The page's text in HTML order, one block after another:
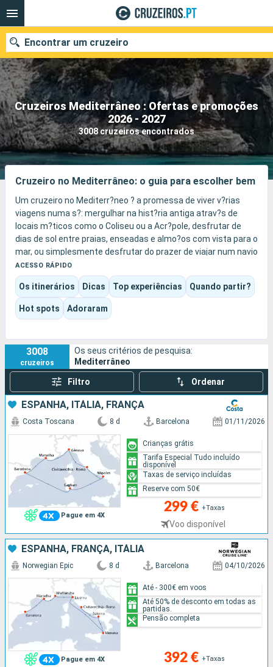
Cruzeiros Mediterrâneo : Ofertas e promoções
2026 - 2027
3008 cruzeiros encontrados
Encontrar um cruzeiro
Quando ir?
Data de partida
Portos Companhias
Pesquisar
Cruzeiro no Mediterrâneo: o guia para escolher bem
Um cruzeiro no Mediterr?neo ? a promessa de viver v?rias
viagens numa s?: mergulhar na hist?ria antiga atrav?s de
locais m?ticos como o Coliseu ou a Acr?pole, desfrutar de
dias de sol entre praias, enseadas e almo?os com vista para o
mar, ou simplesmente desfrutar do prazer de viajar num navio
pensado para toda a fam?lia.
Consoante o itiner?rio e o navio escolhidos, a experi?ncia pode
ser cultural, gastron?mica, balnear ou decididamente
orientada para o entretenimento. Piscinas, espet?culos,
anima??o, momentos de descanso ou visitas a grandes
ACESSO RÁPIDO
Os itinerários Dicas Top experiências Quando partir?
Hot spots Adoraram
3008
cruzeiros
Os seus critérios de pesquisa:
Mediterrâneo
Filtro Ordenar
ESPANHA, ITÁLIA, FRANÇA
Pague em 4X
Costa Toscana 8 d Barcelona 01/11/2026
299 € +Taxas
Voo disponível
Crianças grátis
Tarifa Especial Tudo incluído
disponível
Taxas de serviço incluídas
Reserve com 50€
ESPANHA, FRANÇA, ITÁLIA
Pague em 4X
Norwegian Epic 8 d Barcelona 04/10/2026
392 € +Taxas
Até - 300€ em voos
Até 50% de desconto em todas as
partidas.
Pensão completa